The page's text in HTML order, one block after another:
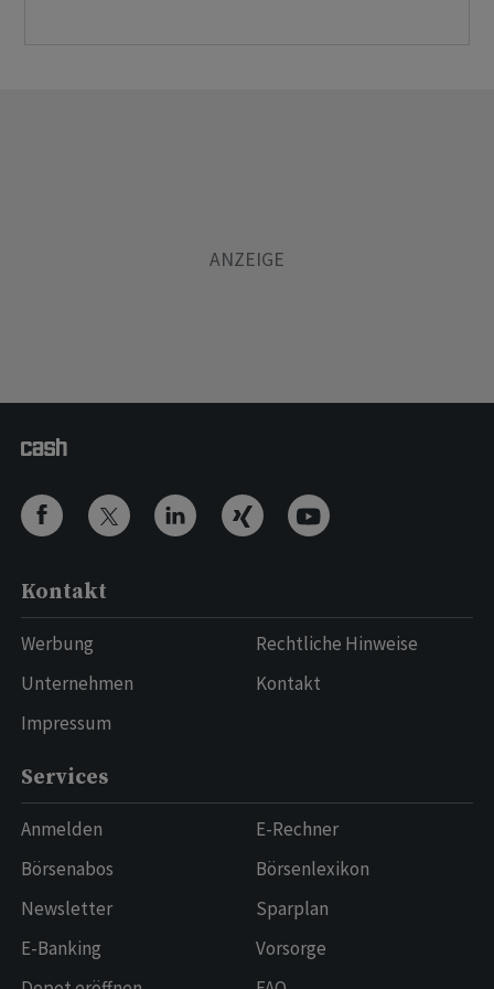
Kontakt
Werbung
Unternehmen
Impressum
Rechtliche Hinweise
Kontakt
Services
Anmelden
Börsenabos
Newsletter
E-Banking
E-Rechner
Börsenlexikon
Sparplan
Vorsorge